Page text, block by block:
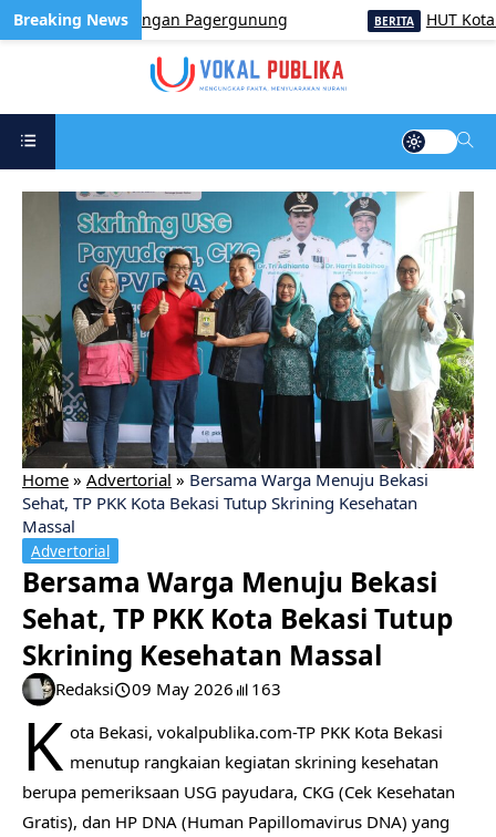
di Lapangan Pagergunung HUT Kota
Home » Advertorial » Bersama Warga Menuju Bekasi
Sehat, TP PKK Kota Bekasi Tutup Skrining Kesehatan
Massal
Advertorial
Bersama Warga Menuju Bekasi
Sehat, TP PKK Kota Bekasi Tutup
Skrining Kesehatan Massal
Redaksi 09 May 2026 163
K ota Bekasi, vokalpublika.com-TP PKK Kota Bekasi
menutup rangkaian kegiatan skrining kesehatan
berupa pemeriksaan USG payudara, CKG (Cek Kesehatan
Gratis), dan HP DNA (Human Papillomavirus DNA) yang